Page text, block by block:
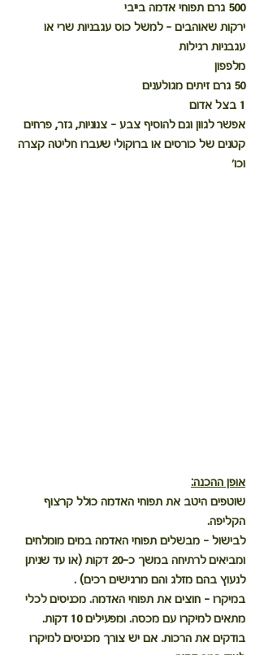
500 גרם תפוחי אדמה בייבי
ירקות שאוהבים - למשל כוס עגבניות שרי או
עגבניות רגילות
מלפפון
50 גרם זיתים מגולענים
1 בצל אדום
אפשר לגוון וגם להוסיף צבע – צנוניות, גזר, פרחים
קטנים של כורסים או ברוקולי שעברו חליטה קצרה
וכו'
אופן ההכנה:
שוטפים היטב את תפוחי האדמה כולל קרצוף
הקליפה.
לבישול - מבשלים תפוחי האדמה במים מומלחים
ומביאים לרתיחה במשך כ-20 דקות (או עד שניתן
לנעוץ בהם מזלג והם מרגישים רכים) .
במיקרו – חוצים את תפוחי האדמה. מכניסים לכלי
מתאים למיקרו עם מכסה. ומפעילים 10 דקות.
בודקים את הרכות. אם יש צורך מכניסים למיקרו